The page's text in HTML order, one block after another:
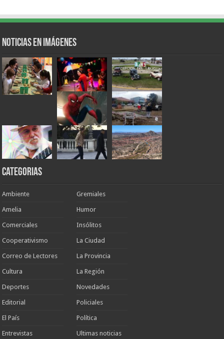
Noticias en Imágenes
Categorias
Ambiente
Amelia
Comerciales
Cooperativismo
Correo de Lectores
Cultura
Deportes
Editorial
El País
Entrevistas
Gremiales
Humor
Insólitos
La Ciudad
La Provincia
La Región
Novedades
Policiales
Política
Ultimas noticias